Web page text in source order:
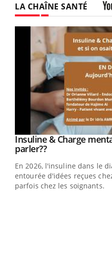
LA CHAÎNE SANTÉ
Youtube
Insuline & Charge
parler??Youtube
En 2026, l'insuline dans le
entourée d'idées reçues
parfois chez les soignants.